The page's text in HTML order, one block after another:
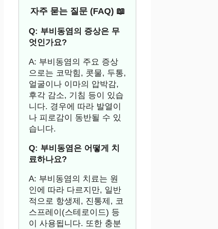
자주 묻는 질문 (FAQ) 📖
Q: 부비동염의 증상은 무
엇인가요?
A: 부비동염의 주요 증상
으로는 코막힘, 콧물, 두통,
얼굴이나 이마의 압박감,
후각 감소, 기침 등이 있습
니다. 경우에 따라 발열이
나 피로감이 동반될 수 있
습니다.
Q: 부비동염은 어떻게 치
료하나요?
A: 부비동염의 치료는 원
인에 따라 다르지만, 일반
적으로 항생제, 진통제, 코
스프레이(스테로이드) 등
이 사용됩니다. 또한 충분